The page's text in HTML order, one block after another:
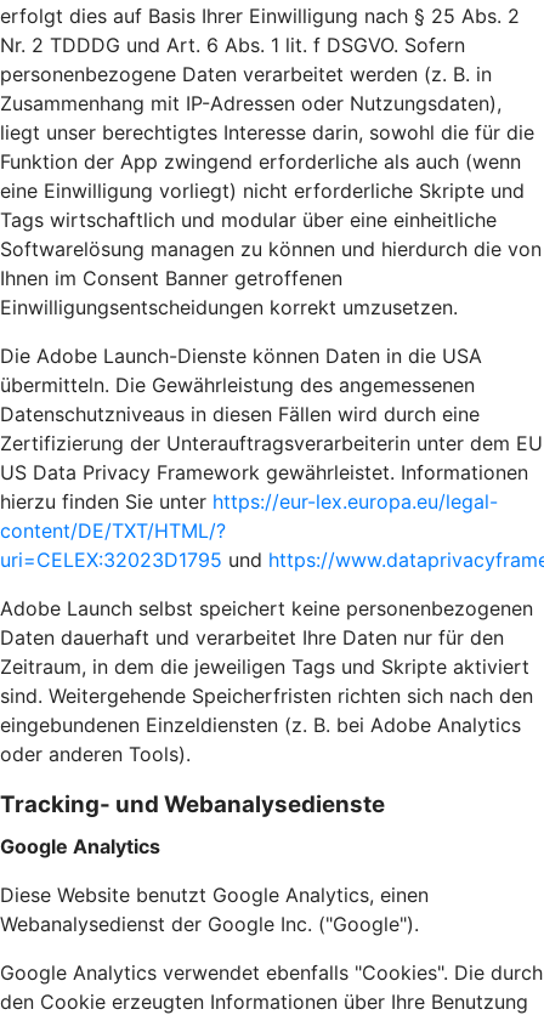
erfolgt dies auf Basis Ihrer Einwilligung nach § 25 Abs. 2
Nr. 2 TDDDG und Art. 6 Abs. 1 lit. f DSGVO. Sofern
personenbezogene Daten verarbeitet werden (z. B. in
Zusammenhang mit IP-Adressen oder Nutzungsdaten),
liegt unser berechtigtes Interesse darin, sowohl die für die
Funktion der App zwingend erforderliche als auch (wenn
eine Einwilligung vorliegt) nicht erforderliche Skripte und
Tags wirtschaftlich und modular über eine einheitliche
Softwarelösung managen zu können und hierdurch die von
Ihnen im Consent Banner getroffenen
Einwilligungsentscheidungen korrekt umzusetzen.
Die Adobe Launch-Dienste können Daten in die USA
übermitteln. Die Gewährleistung des angemessenen
Datenschutzniveaus in diesen Fällen wird durch eine
Zertifizierung der Unterauftragsverarbeiterin unter dem EU
US Data Privacy Framework gewährleistet. Informationen
hierzu finden Sie unter https://eur-lex.europa.eu/legal-
content/DE/TXT/HTML/?
uri=CELEX:32023D1795 und https://
Adobe Launch selbst speichert keine personenbezogenen
Daten dauerhaft und verarbeitet Ihre Daten nur für den
Zeitraum, in dem die jeweiligen Tags und Skripte aktiviert
sind. Weitergehende Speicherfristen richten sich nach den
eingebundenen Einzeldiensten (z. B. bei Adobe Analytics
oder anderen Tools).
Tracking- und Webanalysedienste
Google Analytics
Diese Website benutzt Google Analytics, einen
Webanalysedienst der Google Inc. ("Google").
Google Analytics verwendet ebenfalls "Cookies". Die durch
den Cookie erzeugten Informationen über Ihre Benutzung